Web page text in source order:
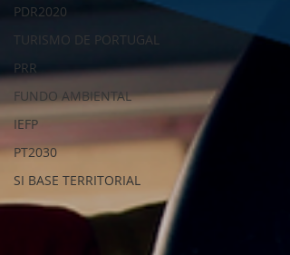
PDR2020
TURISMO DE PORTUGAL
PRR
FUNDO AMBIENTAL
IEFP
PT2030
SI BASE TERRITORIAL